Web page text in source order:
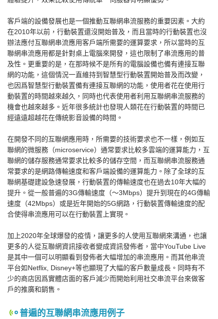
客戶端的設備發展也是一個推動互聯網串流服務的重要因素。大約
在2010年以前，行動裝置還沒開始普及，而且當時的行動裝置也沒
辦法應付互聯網串流應用客戶端所需要的運算要求，所以當時的互
聯網串流應用都是針對桌上電腦來開發，這也限制了串流應用的普
及性。更重要的是，在那時候不是所有的電腦設備也備有連接互聯
網的功能，這個情況一直維持到智慧型行動裝置開始普及而改變，
也因爲智慧型行動裝置備有連接互聯網的功能，使用者花在使用行
動裝置的時間越來越久，同時也代表使用者利用互聯網串流服務的
機會也越來越多。近年很多統計也發現人類花在行動裝置的時間已
經遠遠超越花在傳統影音設備的時間。
在開發不同的互聯網應用時，所需要的技術要求也不一樣，例如互
聯網的微服務（microservice）通常要求比較多雲端的運算能力，互
聯網的儲存服務通常要求比較多的儲存空間，而互聯網串流服務通
常要求的是網路傳輸速度和客戶端設備的運算能力。除了全球的互
聯網基礎建設急速發展，行動裝置的傳輸速度也在過去10年大幅的
提升。從一般普遍的3G傳輸速度（～3Mbps）提升到現在的4G傳輸
速度（42Mbps）或是近年開始的5G網路，行動裝置傳輸速度的配
合使得串流應用可以在行動裝置上實現。
加上2020年全球爆發的疫情，讓更多的人使用互聯網來溝通，也讓
更多的人從互聯網資訊接收者變成資訊發佈者，當中YouTube Live
是其中一個可以明顯看到發佈者大幅增加的串流應用。而其他串流
平台如Netflix, Disney+等也顯現了大幅的客戶數量成長。同時有不
少的商店因爲實體店面的客戶減少而開始利用社交串流平台來做客
戶的推廣和銷售。
普遍的互聯網串流應用例子